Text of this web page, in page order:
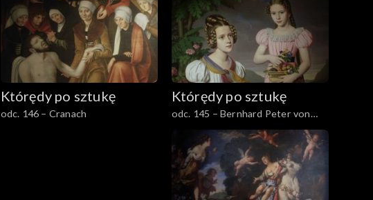
Jenckwitza-Posadowskiego
Którędy po sztukę
odc. 146 – Cranach
Którędy po sztukę
odc. 145 – Bernhard Peter von